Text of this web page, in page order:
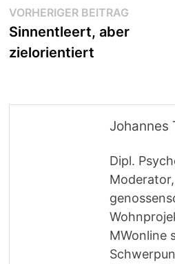
VORHERIGER BEITRAG
Beitrag:
Sinnentleert, aber
zielorientiert
Johannes
Dipl.
MWonline